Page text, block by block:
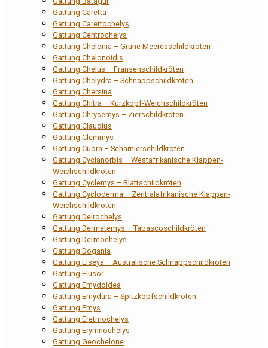
Gattung Caretta
Gattung Carettochelys
Gattung Centrochelys
Gattung Chelonia – Grüne Meeresschildkröten
Gattung Chelonoidis
Gattung Chelus – Fransenschildkröten
Gattung Chelydra – Schnappschildkröten
Gattung Chersina
Gattung Chitra – Kurzkopf-Weichschildkröten
Gattung Chrysemys – Zierschildkröten
Gattung Claudius
Gattung Clemmys
Gattung Cuora – Scharnierschildkröten
Gattung Cyclanorbis – Westafrikanische Klappen-
Weichschildkröten
Gattung Cyclemys – Blattschildkröten
Gattung Cycloderma – Zentralafrikanische Klappen-
Weichschildkröten
Gattung Deirochelys
Gattung Dermatemys – Tabascoschildkröten
Gattung Dermochelys
Gattung Dogania
Gattung Elseya – Australische Schnappschildkröten
Gattung Elusor
Gattung Emydoidea
Gattung Emydura – Spitzkopfschildkröten
Gattung Emys
Gattung Eretmochelys
Gattung Erymnochelys
Gattung Geochelone